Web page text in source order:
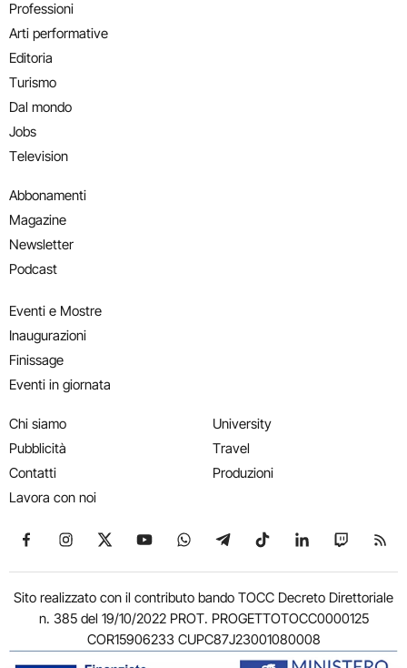
Professioni
Arti performative
Editoria
Turismo
Dal mondo
Jobs
Television
Abbonamenti
Magazine
Newsletter
Podcast
Eventi e Mostre
Inaugurazioni
Finissage
Eventi in giornata
Chi siamo
Pubblicità
Contatti
Lavora con noi
University
Travel
Produzioni
Seguici su Facebook
Seguici su Instagram
Seguici su X
Seguici su YouTube
Seguici su WhatsApp
Seguici su Telegram
Seguici su TikTok
Seguici su
Seguici
Sito realizzato con il contributo bando TOCC Decreto Direttoriale
n. 385 del 19/10/2022 PROT. PROGETTOTOCC0000125
COR15906233 CUPC87J23001080008